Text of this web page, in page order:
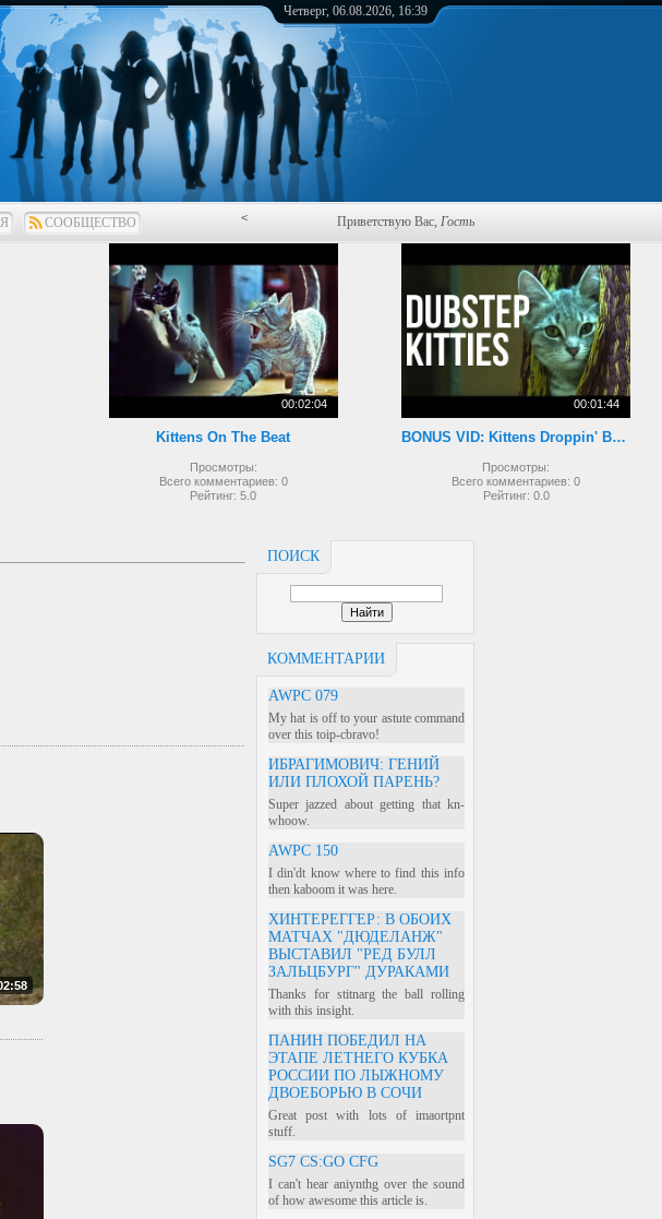
Четверг, 06.08.2026, 16:39
СООБЩЕСТВО < Приветствую Вас, Гость
00:02:04
Kittens On The Beat
Просмотры:
Всего комментариев: 0
Рейтинг: 5.0
00:01:44
BONUS VID: Kittens Droppin' Beats
Просмотры:
Всего комментариев: 0
Рейтинг: 0.0
ПОИСК
КОММЕНТАРИИ
AWPC 079
My hat is off to your astute command
over this toip-cbravo!
ИБРАГИМОВИЧ: ГЕНИЙ
ИЛИ ПЛОХОЙ ПАРЕНЬ?
Super jazzed about getting that kn-
whoow.
AWPC 150
I din'dt know where to find this info
then kaboom it was here.
ХИНТЕРЕГГЕР: В ОБОИХ
МАТЧАХ "ДЮДЕЛАНЖ"
ВЫСТАВИЛ "РЕД БУЛЛ
ЗАЛЬЦБУРГ" ДУРАКАМИ
Thanks for stitnarg the ball rolling
with this insight.
ПАНИН ПОБЕДИЛ НА
ЭТАПЕ ЛЕТНЕГО КУБКА
РОССИИ ПО ЛЫЖНОМУ
ДВОЕБОРЬЮ В СОЧИ
Great post with lots of imaortpnt
stuff.
SG7 CS:GO CFG
I can't hear aniynthg over the sound
of how awesome this article is.